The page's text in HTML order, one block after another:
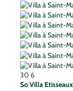
30 6
So Villa